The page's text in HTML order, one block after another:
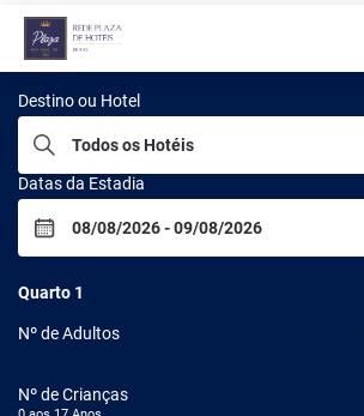
Rede Plaza Hoteis
Destino ou Hotel
Datas da Estadia
Quarto 1
Nº de Adultos
Nº de Crianças